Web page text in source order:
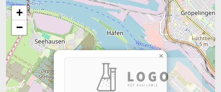
×
+
−